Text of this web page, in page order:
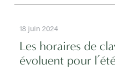
18 juin 2024
Les horaires de
évoluent pour